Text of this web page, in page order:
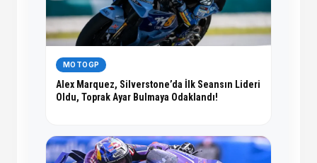
MOTOGP
Alex Marquez, Silverstone’da İlk Seansın Lideri
Oldu, Toprak Ayar Bulmaya Odaklandı!